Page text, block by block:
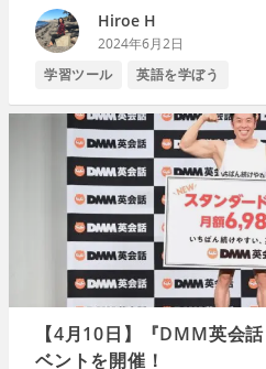
Hiroe H
2024年6月2日
学習ツール
英語を学ぼう
【4月10日】『DMM英会
ベントを開催！